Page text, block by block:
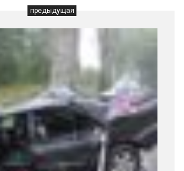
предыдущая